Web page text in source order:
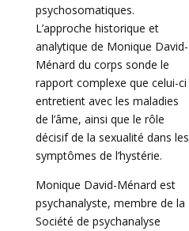
psychosomatiques.
L’approche historique et
analytique de Monique David-
Ménard du corps sonde le
rapport complexe que celui-ci
entretient avec les maladies
de l’âme, ainsi que le rôle
décisif de la sexualité dans les
symptômes de l’hystérie.
Monique David-Ménard est
psychanalyste, membre de la
Société de psychanalyse